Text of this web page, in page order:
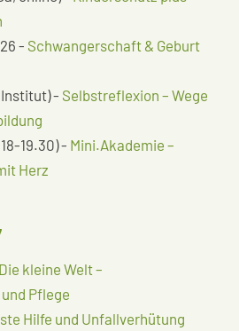
- Schwangerschaft & Geburt
- Selbstreflexion – Wege
19.30) - Mini.Akademie –
Herz
Die kleine Welt –
Pflege
Hilfe und Unfallverhütung